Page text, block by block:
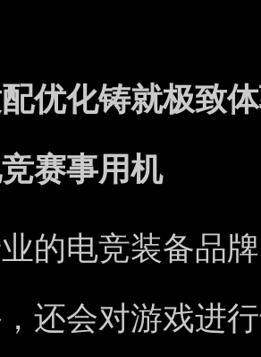
优化铸就极致
赛事用机
的电竞装备品
还会对游戏进